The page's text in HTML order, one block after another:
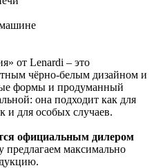
от Lenardi – это
чёрно-белым дизайном и
формы и продуманный
она подходит как для
и для особых случаев.
официальным дилером
предлагаем максимально